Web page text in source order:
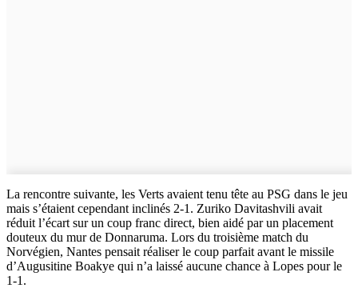
La rencontre suivante, les Verts avaient tenu tête au PSG dans le jeu
mais s’étaient cependant inclinés 2-1. Zuriko Davitashvili avait
réduit l’écart sur un coup franc direct, bien aidé par un placement
douteux du mur de Donnaruma. Lors du troisième match du
Norvégien, Nantes pensait réaliser le coup parfait avant le missile
d’Augusitine Boakye qui n’a laissé aucune chance à Lopes pour le
1-1.